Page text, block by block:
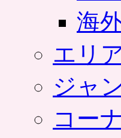
海
エリ
ジャ
コー